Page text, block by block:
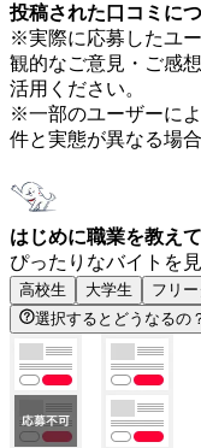
投稿された口コミに
※実際に応募したユ
観的なご意見・ご感
活用ください。
※一部のユーザーに
件と実態が異なる場
はじめに職業を教えて
ぴったりなバイトを
高校生 大学生 フリ
選択するとどうなるの